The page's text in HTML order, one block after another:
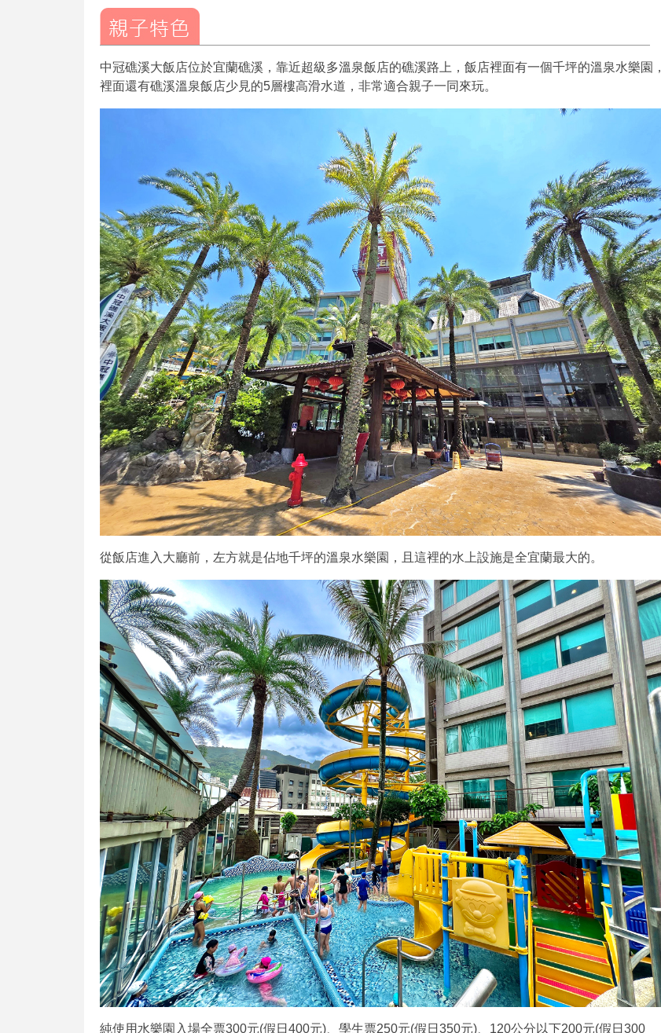
中冠礁溪大飯店位於宜蘭礁溪，靠近超級多溫泉飯店的礁溪路上，飯店裡面有一個千坪的溫泉水樂園，
裡面還有礁溪溫泉飯店少見的5層樓高滑水道，非常適合親子一同來玩。
從飯店進入大廳前，左方就是佔地千坪的溫泉水樂園，且這裡的水上設施是全宜蘭最大的。
純使用水樂園入場全票300元(假日400元)、學生票250元(假日350元)、120公分以下200元(假日300